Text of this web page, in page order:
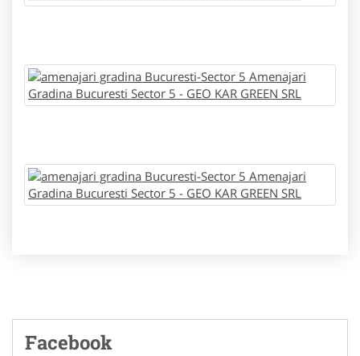
Facebook